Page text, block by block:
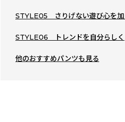
STYLE05 さりげない遊び心を加
STYLE06 トレンドを自分らしく
他のおすすめパンツも見る